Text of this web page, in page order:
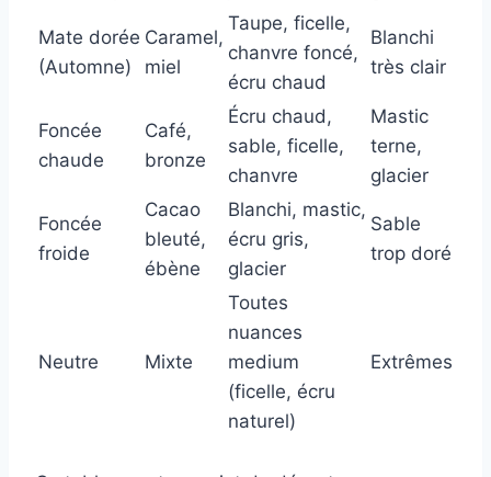
Mate dorée
(Automne)
Caramel,
miel
Taupe, ficelle,
chanvre foncé,
écru chaud
Blanchi
très clair
Foncée
chaude
Café,
bronze
Écru chaud,
sable, ficelle,
chanvre
Mastic
terne,
glacier
Foncée
froide
Cacao
bleuté,
ébène
Blanchi, mastic,
écru gris,
glacier
Sable
trop doré
Neutre Mixte
Toutes
nuances
medium
(ficelle, écru
naturel)
Extrêmes